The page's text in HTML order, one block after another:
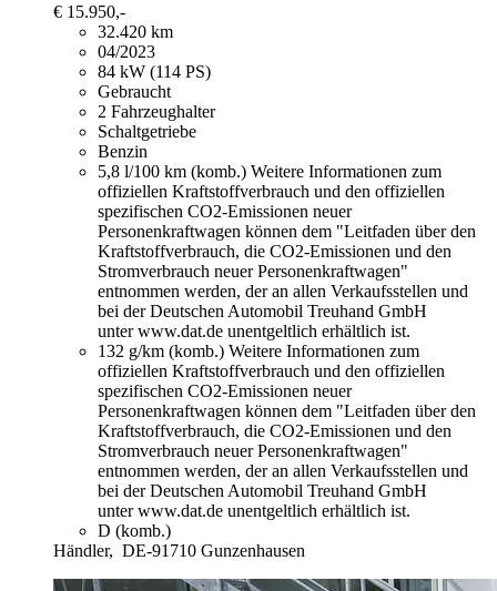
€ 15.950,-
32.420 km
04/2023
84 kW (114 PS)
Gebraucht
2 Fahrzeughalter
Schaltgetriebe
Benzin
5,8 l/100 km (komb.) Weitere Informationen zum
offiziellen Kraftstoffverbrauch und den offiziellen
spezifischen CO2-Emissionen neuer
Personenkraftwagen können dem "Leitfaden über den
Kraftstoffverbrauch, die CO2-Emissionen und den
Stromverbrauch neuer Personenkraftwagen"
entnommen werden, der an allen Verkaufsstellen und
bei der Deutschen Automobil Treuhand GmbH
unter www.dat.de unentgeltlich erhältlich ist.
132 g/km (komb.) Weitere Informationen zum
offiziellen Kraftstoffverbrauch und den offiziellen
spezifischen CO2-Emissionen neuer
Personenkraftwagen können dem "Leitfaden über den
Kraftstoffverbrauch, die CO2-Emissionen und den
Stromverbrauch neuer Personenkraftwagen"
entnommen werden, der an allen Verkaufsstellen und
bei der Deutschen Automobil Treuhand GmbH
unter www.dat.de unentgeltlich erhältlich ist.
D (komb.)
Händler, DE-91710 Gunzenhausen